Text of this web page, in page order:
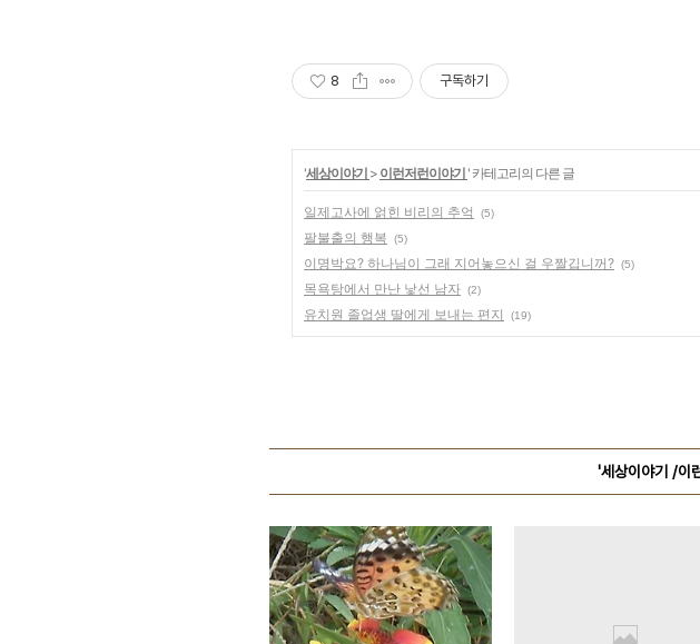
8 구독하기
'세상이야기 > 이런저런이야기 ' 카테고리의 다른 글
일제고사에 얽힌 비리의 추억 (5)
팔불출의 행복 (5)
이명박요? 하나님이 그래 지어놓으신 걸 우짤깁니꺼? (5)
목욕탕에서 만난 낯선 남자 (2)
유치원 졸업생 딸에게 보내는 편지 (19)
'세상이야기 /이